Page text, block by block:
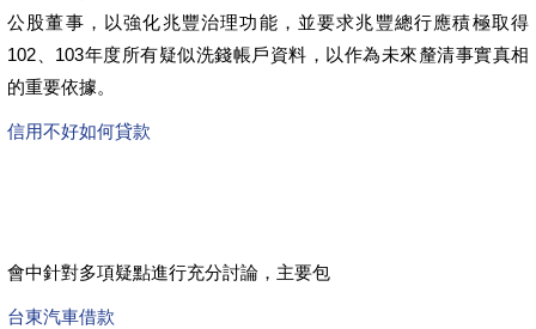
公股董事，以強化兆豐治理功能，並要求兆豐總行應積極取得
102、103年度所有疑似洗錢帳戶資料，以作為未來釐清事實真相
的重要依據。
信用不好如何貸款
會中針對多項疑點進行充分討論，主要包
台東汽車借款